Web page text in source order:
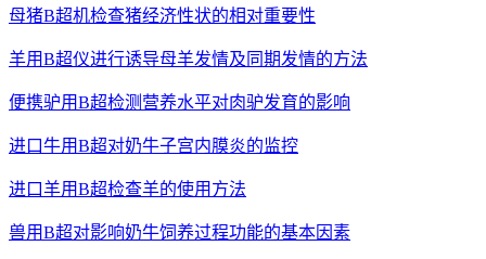
母猪B超机检查猪经济性状的相对重要性
羊用B超仪进行诱导母羊发情及同期发情的方法
便携驴用B超检测营养水平对肉驴发育的影响
进口牛用B超对奶牛子宫内膜炎的监控
进口羊用B超检查羊的使用方法
兽用B超对影响奶牛饲养过程功能的基本因素